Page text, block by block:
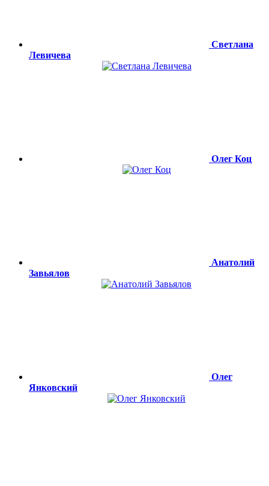
Светлана
Левичева
Олег Коц
Анатолий
Завьялов
Олег
Янковский